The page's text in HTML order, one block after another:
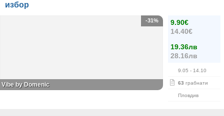
избор
9.90€
14.40€
19.36лв
28.16лв
9.05 - 14.10
63 грабнати
Пловдив
-31%
Vibe by Domenic